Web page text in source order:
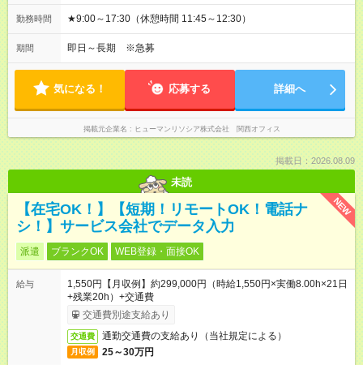
勤務時間 ★9:00～17:30（休憩時間 11:45～12:30）
期間 即日～長期 ※急募
気になる！ 応募する 詳細へ
掲載元企業名 ヒューマンリソシア株式会社 関西オフィス
掲載日：2026.08.09
未読
NEW
【在宅OK！】【短期！リモートOK！電話ナ
シ！】サービス会社でデータ入力
派遣 ブランクOK WEB登録・面接OK
給与
1,550円【月収例】約299,000円（時給1,550円×実働8.00h×21日
+残業20h）+交通費
交通費別途支給あり
交通費 通勤交通費の支給あり（当社規定による）
月収例 25～30万円